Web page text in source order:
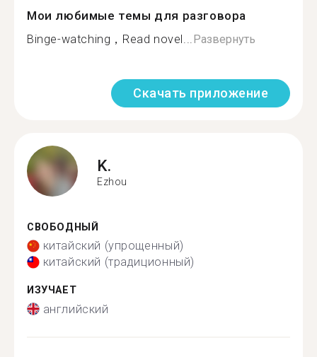
Мои любимые темы для разговора
Binge-watching，Read novel... Развернуть
Скачать приложение
K.
Ezhou
СВОБОДНЫЙ
китайский (упрощенный)
китайский (традиционный)
ИЗУЧАЕТ
английский